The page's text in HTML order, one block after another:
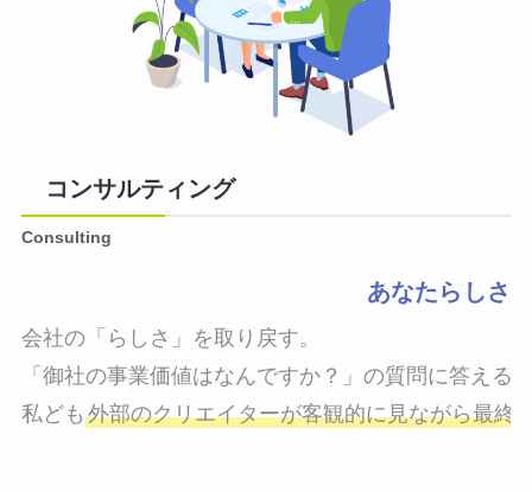
コンサルティング
Consulting
あなたらしさ
会社の「らしさ」を取り戻す。
「御社の事業価値はなんですか？」の質問に答える
私ども 外部のクリエイターが客観的に見ながら最終